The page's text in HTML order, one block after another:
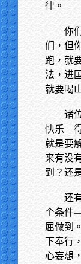
律。
你
们，但
跑，就
法，进
就要喝
诸
快乐—
就是要
来有没
到？还
还
个条件
屈做到
下奉行
心妄想